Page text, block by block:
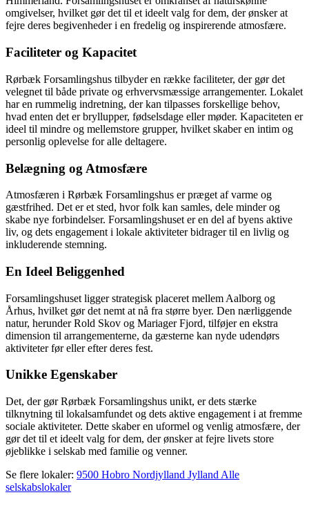
omgivelser, hvilket gør det til et ideelt valg for dem, der ønsker at
fejre deres begivenheder i en fredelig og inspirerende atmosfære.
Faciliteter og Kapacitet
Rørbæk Forsamlingshus tilbyder en række faciliteter, der gør det
velegnet til både private og erhvervsmæssige arrangementer. Lokalet
har en rummelig indretning, der kan tilpasses forskellige behov,
hvad enten det er bryllupper, fødselsdage eller møder. Kapaciteten er
ideel til mindre og mellemstore grupper, hvilket skaber en intim og
personlig oplevelse for alle deltagere.
Belægning og Atmosfære
Atmosfæren i Rørbæk Forsamlingshus er præget af varme og
gæstfrihed. Det er et sted, hvor folk kan samles, dele minder og
skabe nye forbindelser. Forsamlingshuset er en del af byens aktive
liv, og dets engagement i lokale aktiviteter bidrager til en livlig og
inkluderende stemning.
En Ideel Beliggenhed
Forsamlingshuset ligger strategisk placeret mellem Aalborg og
Århus, hvilket gør det nemt at nå fra større byer. Den nærliggende
natur, herunder Rold Skov og Mariager Fjord, tilføjer en ekstra
dimension til arrangementerne, da gæsterne kan nyde udendørs
aktiviteter før eller efter deres fest.
Unikke Egenskaber
Det, der gør Rørbæk Forsamlingshus unikt, er dets stærke
tilknytning til lokalsamfundet og dets aktive engagement i at fremme
sociale aktiviteter. Dette skaber en uformel og venlig atmosfære, der
gør det til et ideelt valg for dem, der ønsker at fejre livets store
øjeblikke i selskab med familie og venner.
Se flere lokaler: 9500 Hobro Nordjylland Jylland Alle
selskabslokaler